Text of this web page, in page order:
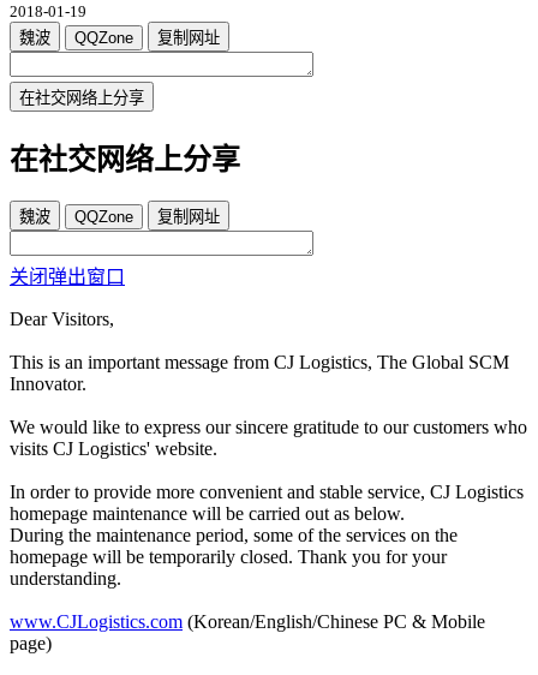
2018-01-19
魏波
QQZone 复制网址
在社交网络上分享
在社交网络上分享
魏波 QQZone 复制网址
关闭弹出窗口
Dear Visitors,
This is an important message from CJ Logistics, The Global SCM
Innovator.
We would like to express our sincere gratitude to our customers who
visits CJ Logistics' website.
In order to provide more convenient and stable service, CJ Logistics
homepage maintenance will be carried out as below.
During the maintenance period, some of the services on the
homepage will be temporarily closed. Thank you for your
understanding.
www.CJLogistics.com (Korean/English/Chinese PC & Mobile
page)